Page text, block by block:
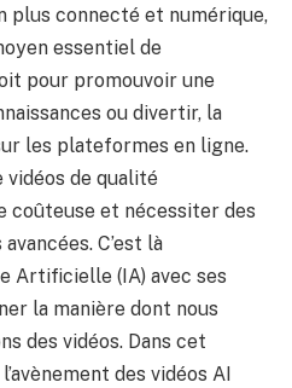
plus connecté et numérique,
essentiel de
pour promouvoir une
ou divertir, la
les plateformes en ligne.
vidéos de qualité
et nécessiter des
C’est là
Artificielle (IA) avec ses
la manière dont nous
des vidéos. Dans cet
des vidéos AI